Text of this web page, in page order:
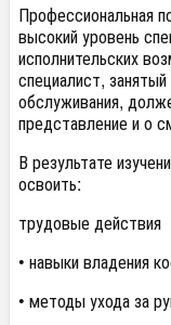
Профессиональная
высокий уровень
исполнительских
специалист,
обслуживания,
представление и о
В результате
освоить:
трудовые действия
• навыки владения
• методы ухода за